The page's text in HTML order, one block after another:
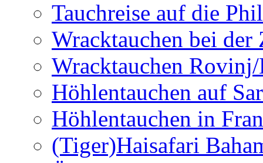
Tauchreise auf die
Wracktauchen bei der
Wracktauchen
Höhlentauchen auf
Höhlentauchen in
(Tiger)Haisafari